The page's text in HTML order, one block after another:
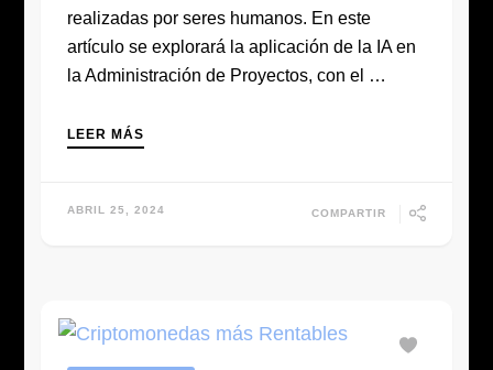
realizadas por seres humanos. En este
artículo se explorará la aplicación de la IA en
la Administración de Proyectos, con el …
LEER MÁS
ABRIL 25, 2024 COMPARTIR